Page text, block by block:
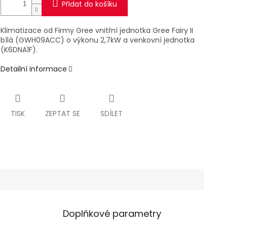
Přidat do košíku
Klimatizace od Firmy Gree vnitřní jednotka Gree Fairy II
bílá (GWH09ACC) o výkonu 2,7kW a venkovní jednotka
(K6DNA1F).
Detailní informace
TISK ZEPTAT SE SDÍLET
Doplňkové parametry